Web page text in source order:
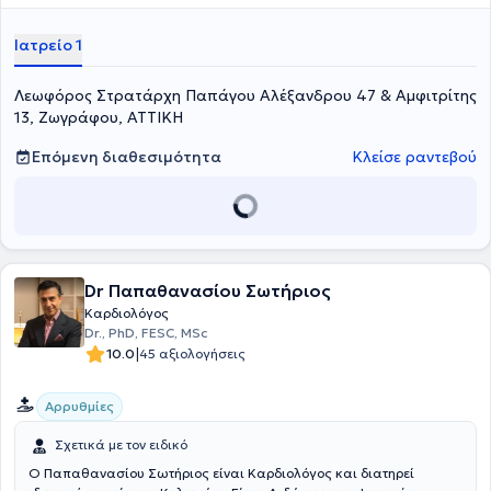
ανεπάρκεια. Επιπλέον, ειδικεύτηκε στην Παθολογία στο Γενικό
Ογκολογικό Νοσοκομείο "Άγιοι Ανάργυροι" και στην Καρδιολογία,
Ταμείου Στρατου (ΝΙΜΤΣ). Τέλος, έχει εκτελέσει δοκιμασίες
κοπώσεως στο Τμήμα Πυρηνικής Ιατρικής του Καρδιολογικού
Ιατρείο 1
Λεωφόρος Στρατάρχη Παπάγου Αλέξανδρου 47 & Αμφιτρίτης
13, Ζωγράφου, ΑΤΤΙΚΗ
Επόμενη διαθεσιμότητα
Κλείσε ραντεβού
Dr Παπαθανασίου Σωτήριος
Καρδιολόγος
Dr., PhD, FESC, MSc
10.0|45 αξιολογήσεις
Αρρυθμίες
Σχετικά με τον ειδικό
Ο Παπαθανασίου Σωτήριος είναι Καρδιολόγος και διατηρεί